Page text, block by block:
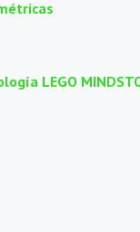
LEGO